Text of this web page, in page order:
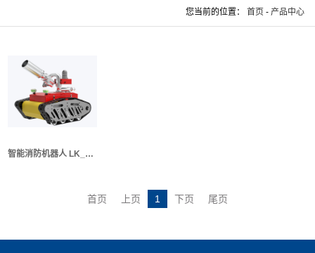
您当前的位置： 首页 - 产品中心
智能消防机器人 LK_XFRB01（Ⅰ代）
首页 上页 1 下页 尾页